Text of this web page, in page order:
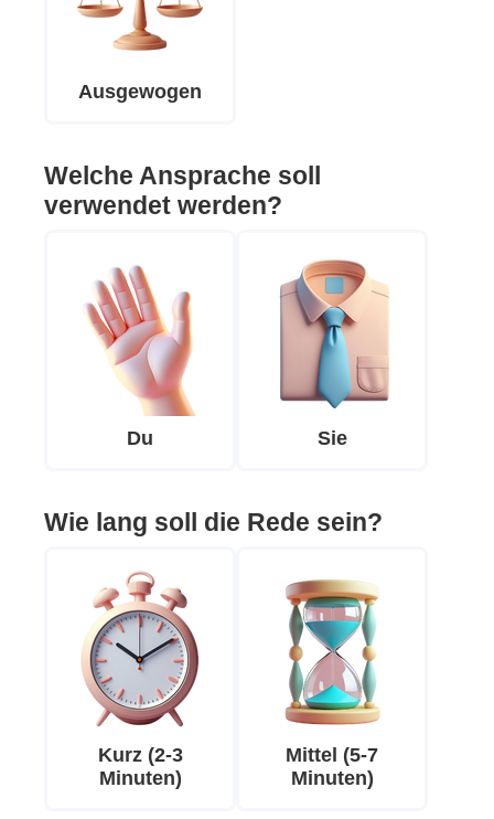
Ausgewogen
Welche Ansprache soll
verwendet werden?
Du Sie
Wie lang soll die Rede sein?
Kurz (2-3
Minuten)
Mittel (5-7
Minuten)